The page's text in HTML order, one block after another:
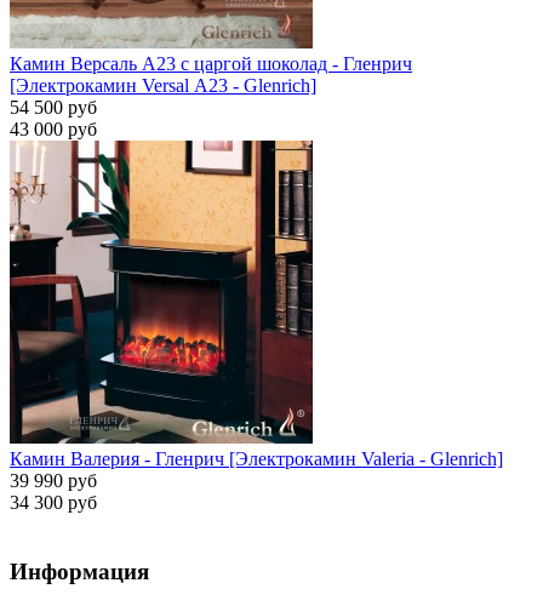
Камин Версаль A23 с царгой шоколад - Гленрич
[Электрокамин Versal А23 - Glenrich]
54 500 руб
43 000 руб
Камин Валерия - Гленрич [Электрокамин Valeria - Glenrich]
39 990 руб
34 300 руб
Информация